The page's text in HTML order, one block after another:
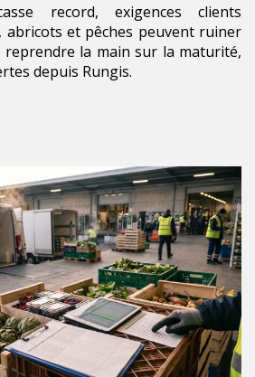
record, exigences clients
abricots et pêches peuvent ruiner
reprendre la main sur la maturité,
depuis Rungis.